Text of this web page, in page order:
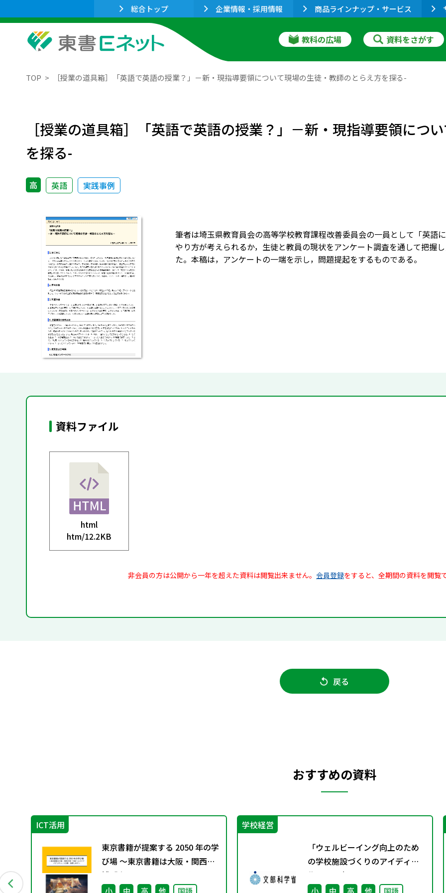
総合トップ 企業情報・採用情報 商品ラインナップ・サービス
教科の広場 資料をさがす
TOP ［授業の道具箱］「英語で英語の授業？」－新・現指導要領について現場の生徒・教師のとらえ方を探る-
［授業の道具箱］「英語で英語の授業？」－新・現指導要領につ
を探る-
高 英語 実践事例
筆者は埼玉県教育員会の高等学校教育課程改善委員会の一員として「英語
やり方が考えられるか，生徒と教員の現状をアンケート調査を通して把握
た。本稿は，アンケートの一端を示し，問題提起をするものである。
資料ファイル
html
htm/12.2KB
非会員の方は公開から一年を超えた資料は閲覧出来ません。 会員登録をすると、全期間の資料を閲覧
戻る
おすすめの資料
ICT活用
東京書籍が提案する 2050 年の学
び場 ～東京書籍は大阪・関西万
博「大阪ヘルスケア パビリオ
ン」に出展・協賛します～
学校経営
「ウェルビーイング向上のため
の学校施設づくりのアイディア
集」の公表について